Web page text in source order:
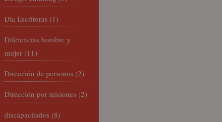
Día Escritoras (1)
Diferencias hombre y
mujer (11)
Dirección de personas (2)
Dirección por misiones (2)
discapacitados (8)